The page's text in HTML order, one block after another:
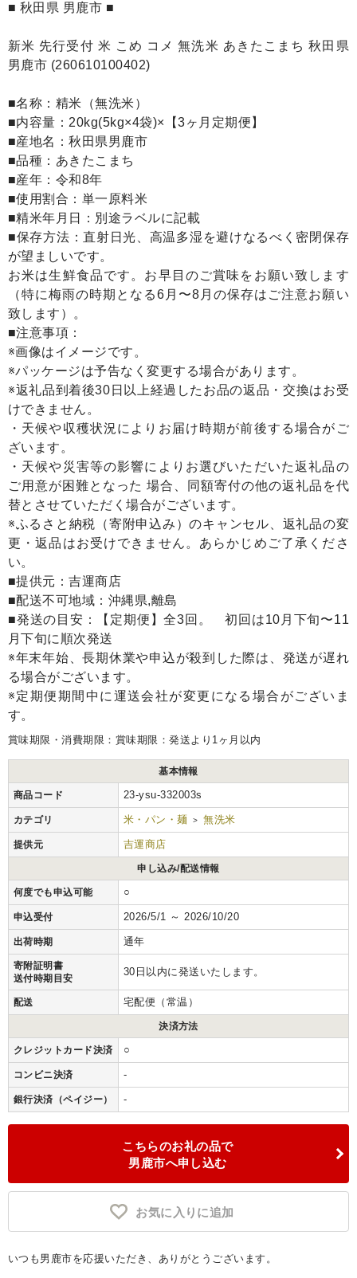
■ 秋田県 男鹿市 ■
新米 先行受付 米 こめ コメ 無洗米 あきたこまち 秋田県
男鹿市 (260610100402)
■名称：精米（無洗米）
■内容量：20kg(5kg×4袋)×【3ヶ月定期便】
■産地名：秋田県男鹿市
■品種：あきたこまち
■産年：令和8年
■使用割合：単一原料米
■精米年月日：別途ラベルに記載
■保存方法：直射日光、高温多湿を避けなるべく密閉保存
が望ましいです。
お米は生鮮食品です。お早目のご賞味をお願い致します
（特に梅雨の時期となる6月〜8月の保存はご注意お願い
致します）。
■注意事項：
※画像はイメージです。
※パッケージは予告なく変更する場合があります。
※返礼品到着後30日以上経過したお品の返品・交換はお受
けできません。
・天候や収穫状況によりお届け時期が前後する場合がご
ざいます。
・天候や災害等の影響によりお選びいただいた返礼品の
ご用意が困難となった 場合、同額寄付の他の返礼品を代
替とさせていただく場合がございます。
※ふるさと納税（寄附申込み）のキャンセル、返礼品の変
更・返品はお受けできません。あらかじめご了承くださ
い。
■提供元：吉運商店
■配送不可地域：沖縄県,離島
■発送の目安：【定期便】全3回。 初回は10月下旬〜11
月下旬に順次発送
※年末年始、長期休業や申込が殺到した際は、発送が遅れ
る場合がございます。
※定期便期間中に運送会社が変更になる場合がございま
す。
賞味期限・消費期限：賞味期限：発送より1ヶ月以内
基本情報
商品コード 23-ysu-332003s
カテゴリ 米・パン・麺 > 無洗米
提供元 吉運商店
申し込み/配送情報
何度でも申込可能 ○
申込受付 2026/5/1 ～ 2026/10/20
出荷時期 通年
寄附証明書
送付時期目安
30日以内に発送いたします。
配送 宅配便（常温）
決済方法
クレジットカード決済 ○
コンビニ決済 -
銀行決済（ペイジー） -
こちらのお礼の品で
男鹿市へ申し込む
お気に入りに追加
いつも男鹿市を応援いただき、ありがとうございます。